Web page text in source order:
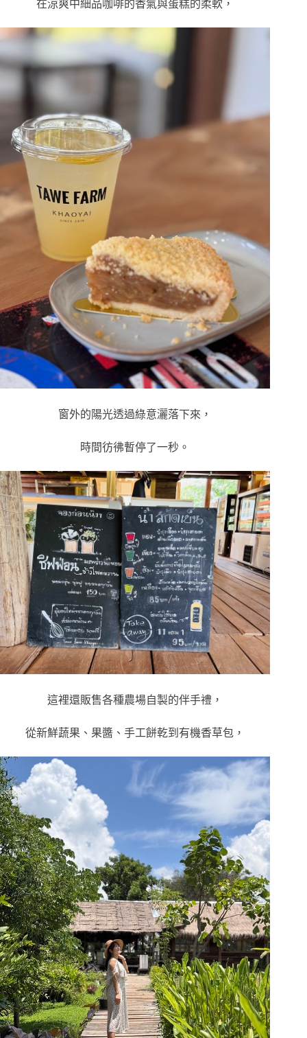
在涼爽中細品咖啡的香氣與蛋糕的柔軟，
窗外的陽光透過綠意灑落下來，
時間彷彿暫停了一秒。
這裡還販售各種農場自製的伴手禮，
從新鮮蔬果、果醬、手工餅乾到有機香草包，